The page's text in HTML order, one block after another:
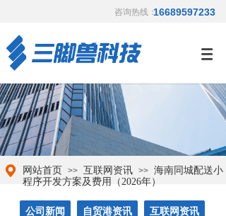
咨询热线：16689597233
网站首页 >> 互联网资讯 >> 海南同城配送小
程序开发方案及费用（2026年）
公司新闻 自贸港资讯 互联网资讯